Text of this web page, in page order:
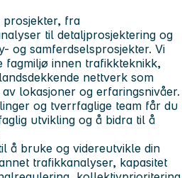
prosjekter, fra
til detaljprosjektering og
og samferdselsprosjekter. Vi
fagmiljø innen trafikkteknikk,
nettverk som
lokasjoner og erfaringsnivåer.
og tverrfaglige team får du
utvikling og å bidra til å
å bruke og videreutvikle din
trafikkanalyser, kapasitet